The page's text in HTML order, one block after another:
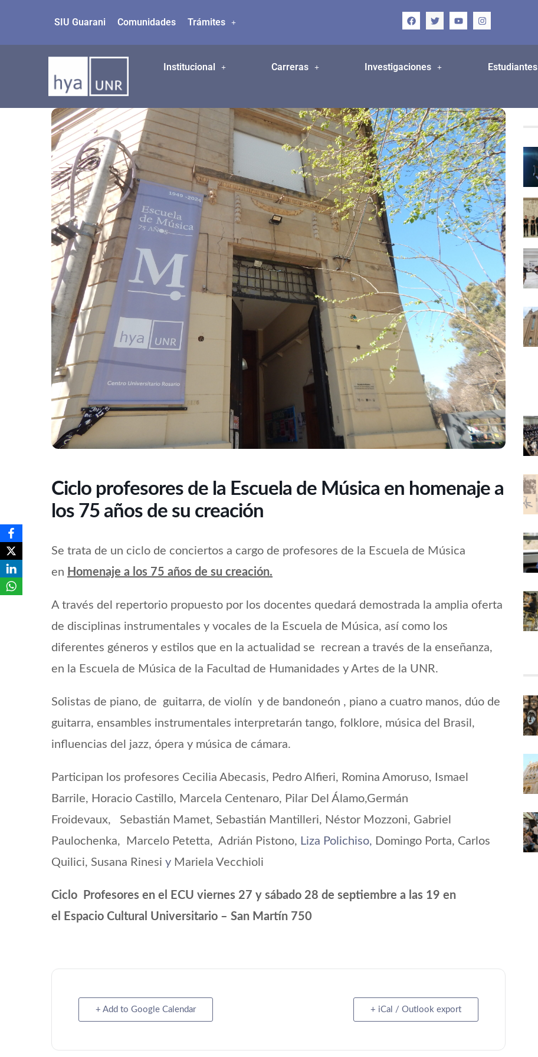
al
SIU Guarani Comunidades Trámites
Institucional Carreras Investigaciones Estudiantes
Ciclo profesores de la Escuela de Música en homenaje a
los 75 años de su creación
Se trata de un ciclo de conciertos a cargo de profesores de la Escuela de Música
en Homenaje a los 75 años de su creación.
A través del repertorio propuesto por los docentes quedará demostrada la amplia oferta
de disciplinas instrumentales y vocales de la Escuela de Música, así como los
diferentes géneros y estilos que en la actualidad se recrean a través de la enseñanza,
en la Escuela de Música de la Facultad de Humanidades y Artes de la UNR.
Solistas de piano, de guitarra, de violín y de bandoneón , piano a cuatro manos, dúo de
guitarra, ensambles instrumentales interpretarán tango, folklore, música del Brasil,
influencias del jazz, ópera y música de cámara.
Participan los profesores Cecilia Abecasis, Pedro Alfieri, Romina Amoruso, Ismael
Barrile, Horacio Castillo, Marcela Centenaro, Pilar Del Álamo,Germán
Froidevaux, Sebastián Mamet, Sebastián Mantilleri, Néstor Mozzoni, Gabriel
Paulochenka, Marcelo Petetta, Adrián Pistono, Liza Polichiso, Domingo Porta, Carlos
Quilici, Susana Rinesi y Mariela Vecchioli
Ciclo Profesores en el ECU viernes 27 y sábado 28 de septiembre a las 19 en
el Espacio Cultural Universitario – San Martín 750
+ Add to Google Calendar + iCal / Outlook export